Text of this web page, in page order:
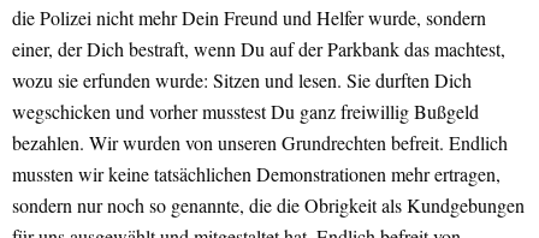
die Polizei nicht mehr Dein Freund und Helfer wurde, sondern
einer, der Dich bestraft, wenn Du auf der Parkbank das machtest,
wozu sie erfunden wurde: Sitzen und lesen. Sie durften Dich
wegschicken und vorher musstest Du ganz freiwillig Bußgeld
bezahlen. Wir wurden von unseren Grundrechten befreit. Endlich
mussten wir keine tatsächlichen Demonstrationen mehr ertragen,
sondern nur noch so genannte, die die Obrigkeit als Kundgebungen